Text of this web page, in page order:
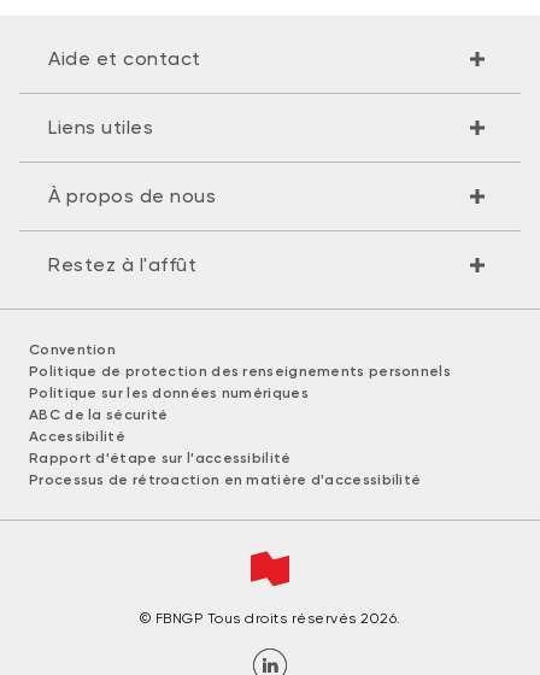
Aide et contact
Liens utiles
À propos de nous
Restez à l'affût
Convention
Politique de protection des renseignements personnels
Politique sur les données numériques
ABC de la sécurité
Accessibilité
Rapport d'étape sur l'accessibilité
Processus de rétroaction en matière d'accessibilité
© FBNGP Tous droits réservés 2026.